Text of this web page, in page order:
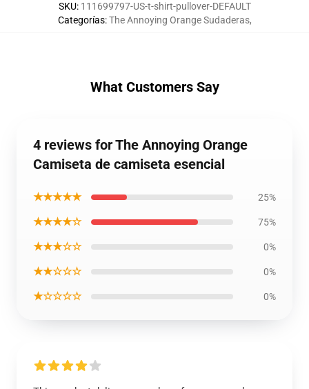
SKU: 111699797-US-t-shirt-pullover-DEFAULT
Categorías:The Annoying Orange Sudaderas,
What Customers Say
4 reviews for The Annoying Orange
Camiseta de camiseta esencial
★★★★★ 25%
★★★★☆ 75%
★★★☆☆ 0%
★★☆☆☆ 0%
★☆☆☆☆ 0%